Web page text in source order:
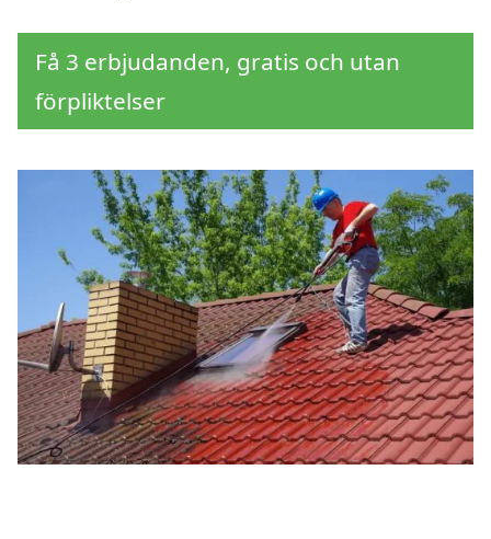
Få 3 erbjudanden, gratis och utan
förpliktelser